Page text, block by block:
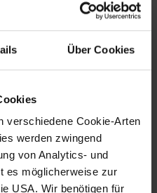
Über Cookies
verschiedene Cookie-Arten
werden zwingend
von Analytics- und
es möglicherweise zur
USA. Wir benötigen für